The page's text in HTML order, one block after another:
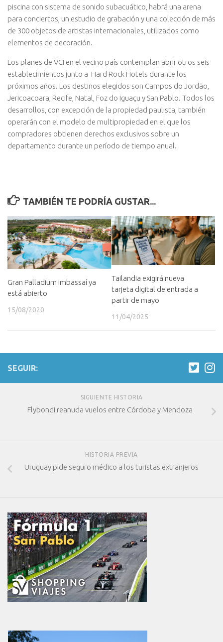
piscina con sistema de sonido subacuático, habrá una arena
para conciertos, un estudio de grabación y una colección de más
de 300 objetos de artistas internacionales, utilizados como
elementos de decoración.
Los planes de VCI en el vecino país contemplan abrir otros seis
establecimientos junto a Hard Rock Hotels durante los
próximos años. Los destinos elegidos son Campos do Jordão,
Jericoacoara, Recife, Natal, Foz do Iguaçu y San Pablo. Todos los
desarrollos, con excepción de la propiedad paulista, también
operarán con el modelo de multipropiedad en el que los
compradores obtienen derechos exclusivos sobre un
departamento durante un período de tiempo anual.
TAMBIÉN TE PODRÍA GUSTAR...
Gran Palladium Imbassaí ya
está abierto
15/08/2020
Tailandia exigirá nueva
tarjeta digital de entrada a
partir de mayo
11/04/2025
SEGUIR:
SIGUIENTE HISTORIA
Flybondi reanuda vuelos entre Córdoba y Mendoza
HISTORIA PREVIA
Uruguay pide seguro médico a los turistas extranjeros